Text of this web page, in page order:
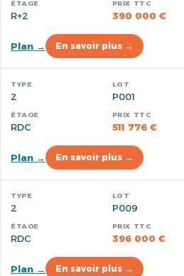
R+2 390 000 €
Plan → En savoir plus →
2 P001
RDC 511 776 €
Plan → En savoir plus →
2 P009
RDC 396 000 €
Plan → En savoir plus →